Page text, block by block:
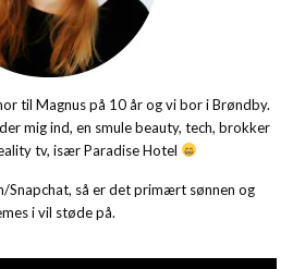
til Magnus på 10 år og vi bor i Brøndby.
mig ind, en smule beauty, tech, brokker
tv, især Paradise Hotel
Snapchat, så er det primært sønnen og
i vil støde på.